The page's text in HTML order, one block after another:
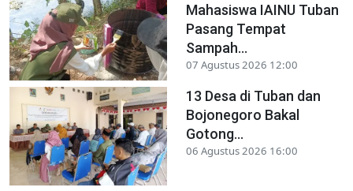
Mahasiswa IAINU Tuban
Pasang Tempat
Sampah...
07 Agustus 2026 12:00
13 Desa di Tuban dan
Bojonegoro Bakal
Gotong...
06 Agustus 2026 16:00